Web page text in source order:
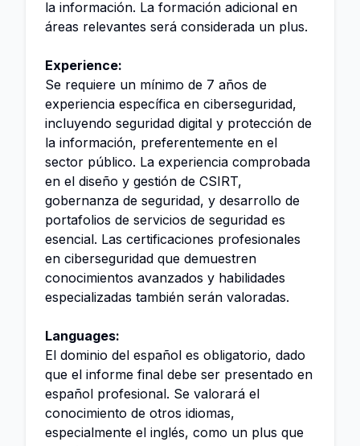
la información. La formación adicional en
áreas relevantes será considerada un plus.
Experience:
Se requiere un mínimo de 7 años de
experiencia específica en ciberseguridad,
incluyendo seguridad digital y protección de
la información, preferentemente en el
sector público. La experiencia comprobada
en el diseño y gestión de CSIRT,
gobernanza de seguridad, y desarrollo de
portafolios de servicios de seguridad es
esencial. Las certificaciones profesionales
en ciberseguridad que demuestren
conocimientos avanzados y habilidades
especializadas también serán valoradas.
Languages:
El dominio del español es obligatorio, dado
que el informe final debe ser presentado en
español profesional. Se valorará el
conocimiento de otros idiomas,
especialmente el inglés, como un plus que